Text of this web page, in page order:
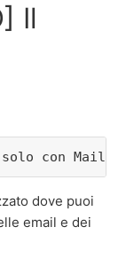
Il
con
dove puoi
email e dei